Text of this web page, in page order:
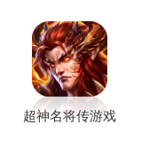
超神名将传游戏